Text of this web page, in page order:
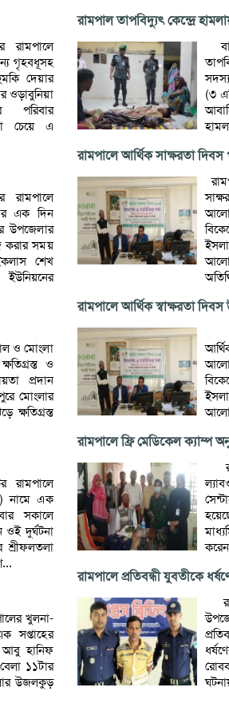
রামপালে
গৃহবধূসহ
দেয়ার
ওড়াবুনিয়া
চেয়ে এ
রামপালে
এক দিন
উপজেলার
করার সময়
শেখ
ও মোংলা
ও
প্রদান
মোংলার
ক্ষতিগ্রস্ত
রামপালে
নামে এক
সকালে
ওই দুর্ঘটনা
খুলনা-
সপ্তাহের
হানিফ
১১টার
উজলকুড়
রামপাল তাপবিদ্যুৎ কেন্দ্রে
(৩
রামপালে আর্থিক সাক্ষরতা দিবস
রামপালে আর্থিক স্বাক্ষরতা
রামপালে ফ্রি মেডিকেল ক্যাম্প
রামপালে প্রতিবন্ধী যুবতীকে